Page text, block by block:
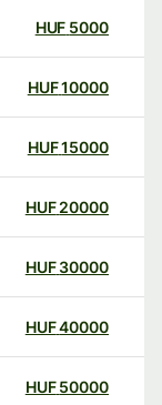
5000
HUF
10000
HUF
15000
HUF
20000
HUF
30000
HUF
40000
HUF
50000
HUF